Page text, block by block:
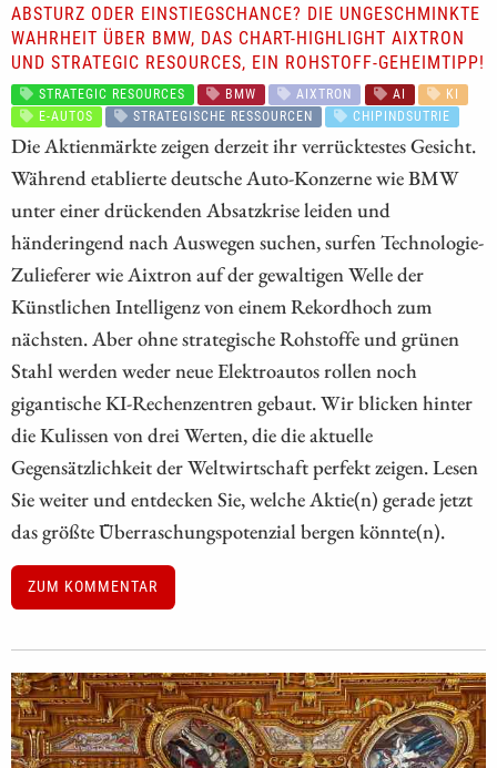
ABSTURZ ODER EINSTIEGSCHANCE? DIE UNGESCHMINKTE
WAHRHEIT ÜBER BMW, DAS CHART-HIGHLIGHT AIXTRON
UND STRATEGIC RESOURCES, EIN ROHSTOFF-GEHEIMTIPP!
STRATEGIC RESOURCES BMW AIXTRON AI
KI
E-AUTOS
STRATEGISCHE RESSOURCEN CHIPINDSUTRIE
Die Aktienmärkte zeigen derzeit ihr verrücktestes Gesicht.
Während etablierte deutsche Auto-Konzerne wie BMW
unter einer drückenden Absatzkrise leiden und
händeringend nach Auswegen suchen, surfen Technologie-
Zulieferer wie Aixtron auf der gewaltigen Welle der
Künstlichen Intelligenz von einem Rekordhoch zum
nächsten. Aber ohne strategische Rohstoffe und grünen
Stahl werden weder neue Elektroautos rollen noch
gigantische KI-Rechenzentren gebaut. Wir blicken hinter
die Kulissen von drei Werten, die die aktuelle
Gegensätzlichkeit der Weltwirtschaft perfekt zeigen. Lesen
Sie weiter und entdecken Sie, welche Aktie(n) gerade jetzt
das größte Überraschungspotenzial bergen könnte(n).
ZUM KOMMENTAR